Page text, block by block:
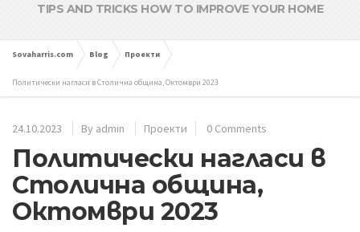
TIPS AND TRICKS HOW TO IMPROVE YOUR HOME
Sovaharris.com Blog Проекти
Политически нагласи в Столична община, Октомври 2023
24.10.2023 By admin Проекти 0 Comments
Политически нагласи в
Столична община,
Октомври 2023